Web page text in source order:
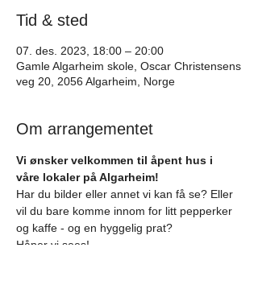
Tid & sted
07. des. 2023, 18:00 – 20:00
Gamle Algarheim skole, Oscar Christensens
veg 20, 2056 Algarheim, Norge
Om arrangementet
Vi ønsker velkommen til åpent hus i
våre lokaler på Algarheim!
Har du bilder eller annet vi kan få se? Eller
vil du bare komme innom for litt pepperker
og kaffe - og en hyggelig prat?
Håper vi sees!